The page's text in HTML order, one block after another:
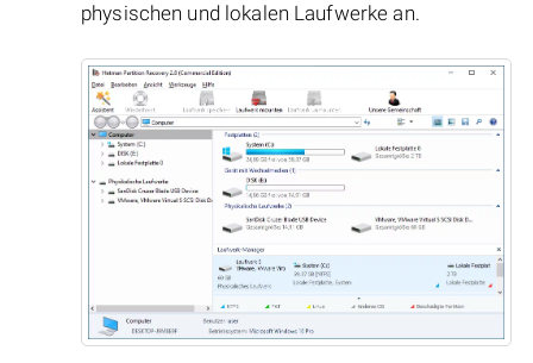
physischen und lokalen Laufwerke an.